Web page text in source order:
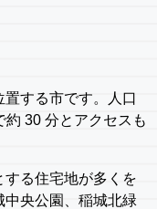
する市です。人口
30 分とアクセスも
る住宅地が多くを
央公園、稲城北緑